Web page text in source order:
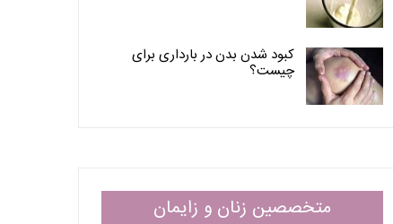
کبود شدن بدن در بارداری برای
چیست؟
متخصصین زنان و زایمان